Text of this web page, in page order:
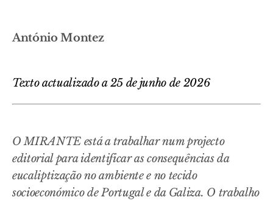
António Montez
Texto actualizado a 25 de junho de 2026
O MIRANTE está a trabalhar num projecto
editorial para identificar as consequências da
eucaliptização no ambiente e no tecido
socioeconómico de Portugal e da Galiza. O trabalho